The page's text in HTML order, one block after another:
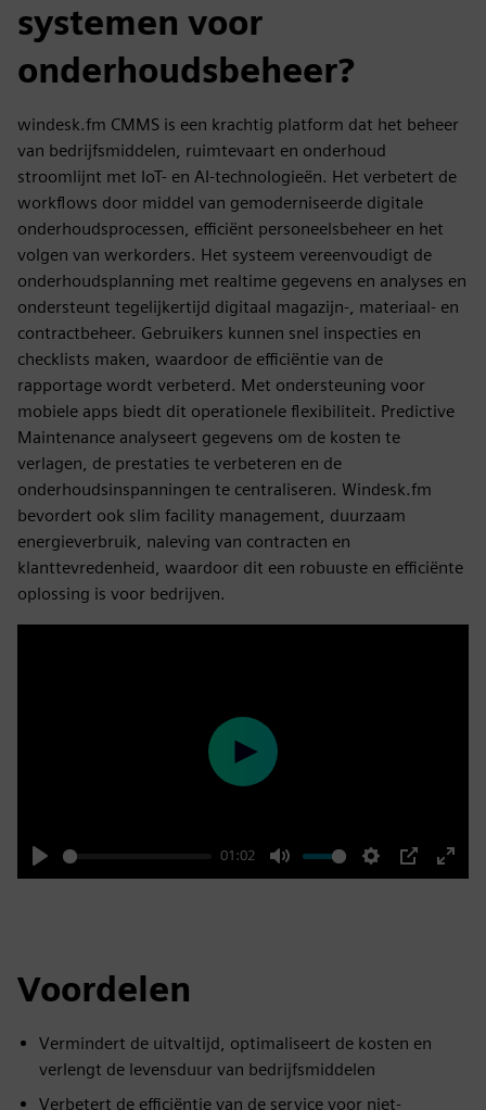
systemen voor
onderhoudsbeheer?
windesk.fm CMMS is een krachtig platform dat het beheer
van bedrijfsmiddelen, ruimtevaart en onderhoud
stroomlijnt met IoT- en AI-technologieën. Het verbetert de
workflows door middel van gemoderniseerde digitale
onderhoudsprocessen, efficiënt personeelsbeheer en het
volgen van werkorders. Het systeem vereenvoudigt de
onderhoudsplanning met realtime gegevens en analyses en
ondersteunt tegelijkertijd digitaal magazijn-, materiaal- en
contractbeheer. Gebruikers kunnen snel inspecties en
checklists maken, waardoor de efficiëntie van de
rapportage wordt verbeterd. Met ondersteuning voor
mobiele apps biedt dit operationele flexibiliteit. Predictive
Maintenance analyseert gegevens om de kosten te
verlagen, de prestaties te verbeteren en de
onderhoudsinspanningen te centraliseren. Windesk.fm
bevordert ook slim facility management, duurzaam
energieverbruik, naleving van contracten en
klanttevredenheid, waardoor dit een robuuste en efficiënte
oplossing is voor bedrijven.
Play
01:02
Mute Settings
PIP
Enter
Play
Voordelen
Vermindert de uitvaltijd, optimaliseert de kosten en
verlengt de levensduur van bedrijfsmiddelen
Verbetert de efficiëntie van de service voor niet-